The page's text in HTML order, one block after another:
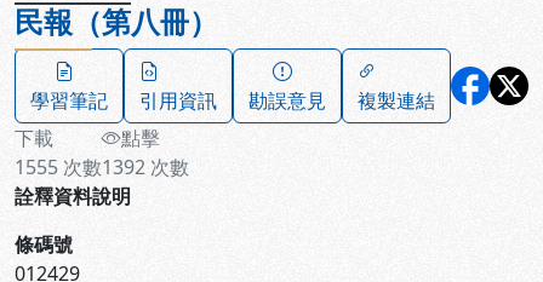
民報（第八冊）
學習筆記 引用資訊 勘誤意見
複製連結
下載
1555 次數
點擊
1392 次數
詮釋資料說明
條碼號
012429